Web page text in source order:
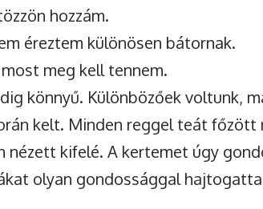
hozzám.
éreztem különösen bátornak.
meg kell tennem.
könnyű. Különbözőek voltunk,
kelt. Minden reggel teát főzött
nézett kifelé. A kertemet úgy
olyan gondossággal